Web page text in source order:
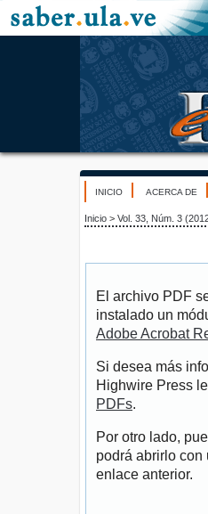
INICIO ACERCA DE
Inicio > Vol. 33, Núm. 3
El archivo PDF
instalado un
Adobe Acrobat
Si desea más
Highwire Press
PDFs.
Por otro lado,
podrá abrirlo con
enlace anterior.